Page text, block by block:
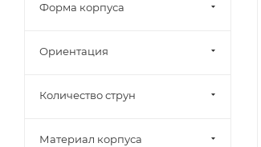
Форма корпуса
Ориентация
Количество струн
Материал корпуса